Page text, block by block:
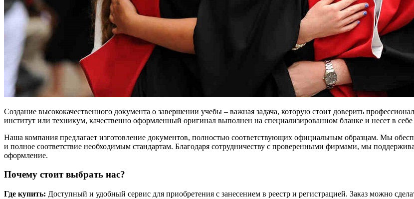
Создание высококачественного документа о завершении учебы – важная задача, которую стоит доверить
институт или техникум, качественно оформленный оригинал выполнен на специализированном бланке и несет в себе
Наша компания предлагает изготовление документов, полностью соответствующих официальным образцам. Мы
и полное соответствие необходимым стандартам. Благодаря сотрудничеству с проверенными фирмами, мы
оформление.
Почему стоит выбрать нас?
Где купить: Доступный и удобный сервис для приобретения с занесением в реестр и регистрацией. Заказ можно